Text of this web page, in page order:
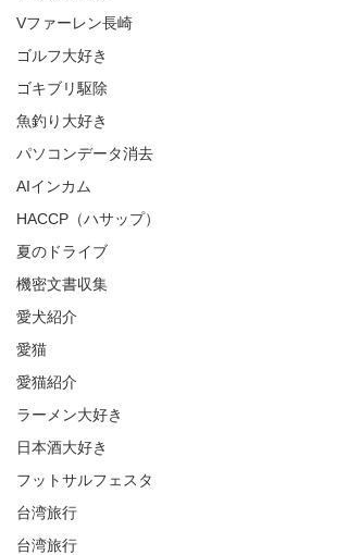
Vファーレン長崎
ゴルフ大好き
ゴキブリ駆除
魚釣り大好き
パソコンデータ消去
AIインカム
HACCP（ハサップ）
夏のドライブ
機密文書収集
愛犬紹介
愛猫
愛猫紹介
ラーメン大好き
日本酒大好き
フットサルフェスタ
台湾旅行
台湾旅行